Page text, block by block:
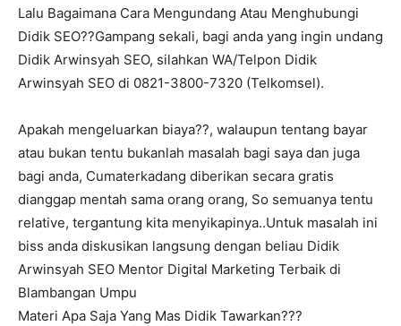
Lalu Bagaimana Cara Mengundang Atau Menghubungi
Didik SEO??Gampang sekali, bagi anda yang ingin undang
Didik Arwinsyah SEO, silahkan WA/Telpon Didik
Arwinsyah SEO di 0821-3800-7320 (Telkomsel).
Apakah mengeluarkan biaya??, walaupun tentang bayar
atau bukan tentu bukanlah masalah bagi saya dan juga
bagi anda, Cumaterkadang diberikan secara gratis
dianggap mentah sama orang orang, So semuanya tentu
relative, tergantung kita menyikapinya..Untuk masalah ini
biss anda diskusikan langsung dengan beliau Didik
Arwinsyah SEO Mentor Digital Marketing Terbaik di
Blambangan Umpu
Materi Apa Saja Yang Mas Didik Tawarkan???